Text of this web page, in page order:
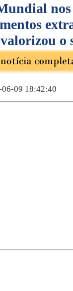
o
09 18:42:40